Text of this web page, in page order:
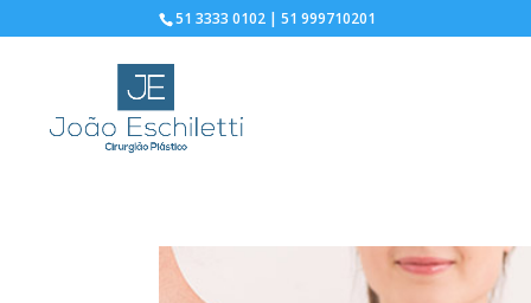
51 3333 0102 | 51 999710201